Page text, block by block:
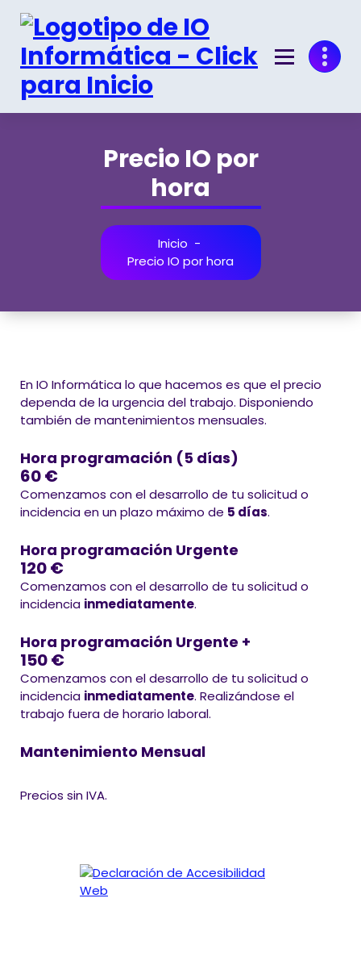
contenido
Precio IO por
hora
Inicio -
Precio IO por hora
En IO Informática lo que hacemos es que el precio
dependa de la urgencia del trabajo. Disponiendo
también de mantenimientos mensuales.
Hora programación (5 días)
60 €
Comenzamos con el desarrollo de tu solicitud o
incidencia en un plazo máximo de 5 días.
Hora programación Urgente
120 €
Comenzamos con el desarrollo de tu solicitud o
incidencia inmediatamente.
Hora programación Urgente +
150 €
Comenzamos con el desarrollo de tu solicitud o
incidencia inmediatamente. Realizándose el
trabajo fuera de horario laboral.
Mantenimiento Mensual
Precios sin IVA.